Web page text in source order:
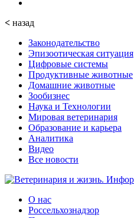
< назад
Законодательство
Эпизоотическая ситуация
Цифровые системы
Продуктивные животные
Домашние животные
Зообизнес
Наука и Технологии
Мировая ветеринария
Образование и карьера
Аналитика
Видео
Все новости
О нас
Россельхознадзор